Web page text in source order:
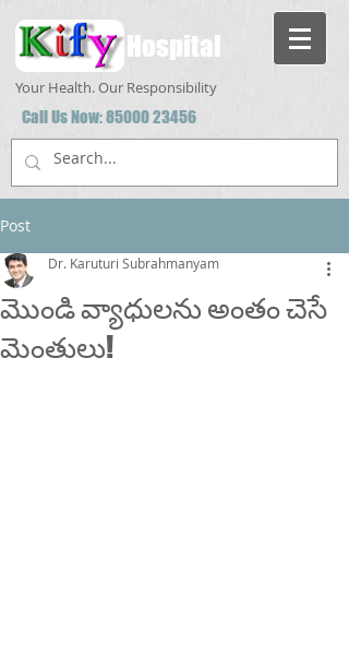
Hospital
Your Health. Our Responsibility
Call Us Now:85000 23456
Post
మొండి వ్యాధులను అంతం చెసే
మెంతులు!
Dr. Karuturi Subrahmanyam